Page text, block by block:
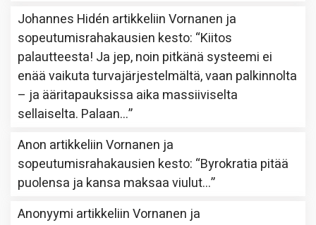
Johannes Hidén artikkeliinVornanen ja
sopeutumisrahakausien kesto: “Kiitos
palautteesta! Ja jep, noin pitkänä systeemi ei
enää vaikuta turvajärjestelmältä, vaan palkinnolta
– ja ääritapauksissa aika massiiviselta
sellaiselta. Palaan…”
Anon artikkeliinVornanen ja
sopeutumisrahakausien kesto: “Byrokratia pitää
puolensa ja kansa maksaa viulut…”
Anonyymi artikkeliinVornanen ja